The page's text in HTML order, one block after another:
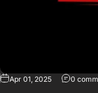
Apr 01, 2025 0